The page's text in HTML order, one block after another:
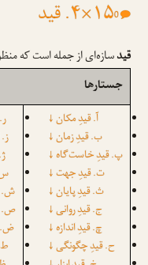
۱۵×۴. قید 0
قیدسازه‌ای از جمله است که
جستارها
آ. قیدِ مکان↓
ب. قیدِ زمان↓
پ. قیدِ خاست‌گاه↓
ت. قیدِ جهت↓
ث. قیدِ پایان↓
ج. قیدِ روانی↓
چ. قیدِ اندازه↓
ح. قیدِ چگونگی↓
ش.
ص.
ض.